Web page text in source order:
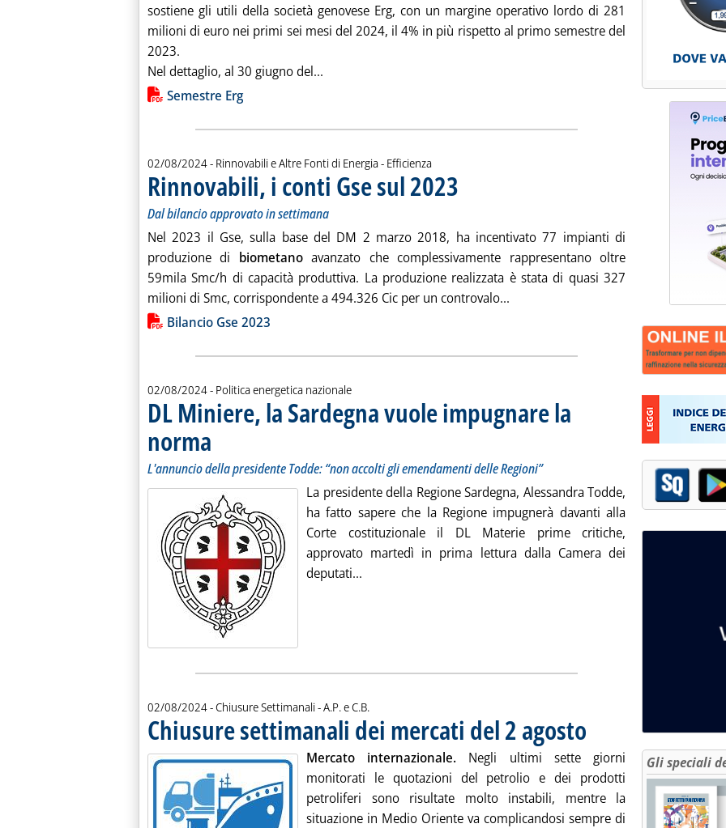
sostiene gli utili della società genovese Erg, con un margine operativo lordo di 281
milioni di euro nei primi sei mesi del 2024, il 4% in più rispetto al primo semestre del
2023.
Nel dettaglio, al 30 giugno del...
Lista allegati PDF alla notizia
Semestre Erg
02/08/2024- Rinnovabili e Altre Fonti di Energia - Efficienza
Rinnovabili, i conti Gse sul 2023
Dal bilancio approvato in settimana
Nel 2023 il Gse, sulla base del DM 2 marzo 2018, ha incentivato 77 impianti di
produzione di biometanoavanzato che complessivamente rappresentano oltre
59mila Smc/h di capacità produttiva. La produzione realizzata è stata di quasi 327
milioni di Smc, corrispondente a 494.326 Cic per un controvalo... Leggi tutta la notizia: 'Rinnovabili, i
Lista allegati PDF alla notizia
Bilancio Gse 2023
02/08/2024- Politica energetica nazionale
DL Miniere, la Sardegna vuole impugnare la
norma . Sottotitolo: L'annuncio della presidente Todde: “non accolti gli emendamenti delle Regioni”
. Pubblicata venerdì 02 agosto 2024 alle 14.38.
L'annuncio della presidente Todde: “non accolti gli emendamenti delle Regioni”
La presidente della Regione Sardegna, Alessandra Todde,
ha fatto sapere che la Regione impugnerà davanti alla
Corte costituzionale il DL Materie prime critiche,
approvato martedì in prima lettura dalla Camera dei
deputati...
02/08/2024- Chiusure Settimanali -di:
A.P. e C.B.
Chiusure settimanali dei mercati del 2 agosto
Mercato internazionale. Negli ultimi sette giorni
monitorati le quotazioni del petrolio e dei prodotti
petroliferi sono risultate molto instabili, mentre la
situazione in Medio Oriente va complicandosi sempre di
Gli speciali